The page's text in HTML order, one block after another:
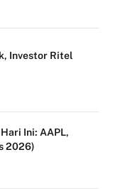
Investor Ritel
Ini: AAPL,
2026)